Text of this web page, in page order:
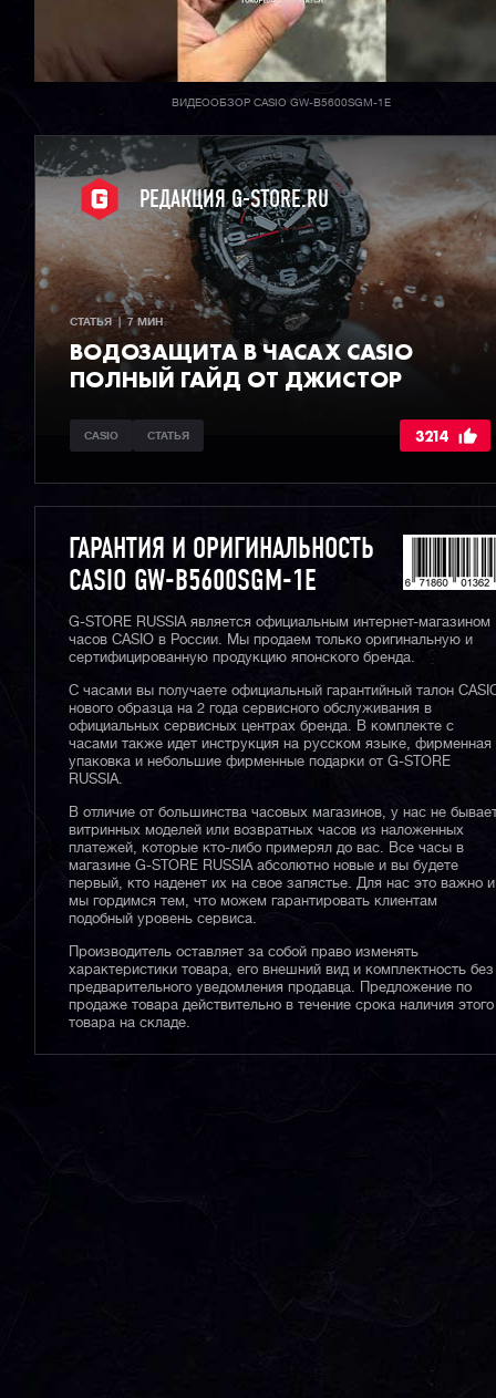
ВИДЕООБЗОР CASIO GW-B5600SGM-1E
РЕДАКЦИЯ G-STORE.RU
СТАТЬЯ  |  7 МИН
ВОДОЗАЩИТА В ЧАСАХ CASIO
ПОЛНЫЙ ГАЙД ОТ ДЖИСТОР
CASIO СТАТЬЯ 3214
ГАРАНТИЯ И ОРИГИНАЛЬНОСТЬ
CASIO GW-B5600SGM-1E
G-STORE RUSSIA является официальным интернет-магазином
часов CASIO в России. Мы продаем только оригинальную и
сертифицированную продукцию японского бренда.
С часами вы получаете официальный гарантийный талон
нового образца на 2 года сервисного обслуживания в
официальных сервисных центрах бренда. В комплекте с
часами также идет инструкция на русском языке, фирменная
упаковка и небольшие фирменные подарки от G-STORE
RUSSIA.
В отличие от большинства часовых магазинов, у нас не
витринных моделей или возвратных часов из наложенных
платежей, которые кто-либо примерял до вас. Все часы в
магазине G-STORE RUSSIA абсолютно новые и вы будете
первый, кто наденет их на свое запястье. Для нас это важно и
мы гордимся тем, что можем гарантировать клиентам
подобный уровень сервиса.
Производитель оставляет за собой право изменять
характеристики товара, его внешний вид и комплектность без
предварительного уведомления продавца. Предложение по
продаже товара действительно в течение срока наличия этого
товара на складе.